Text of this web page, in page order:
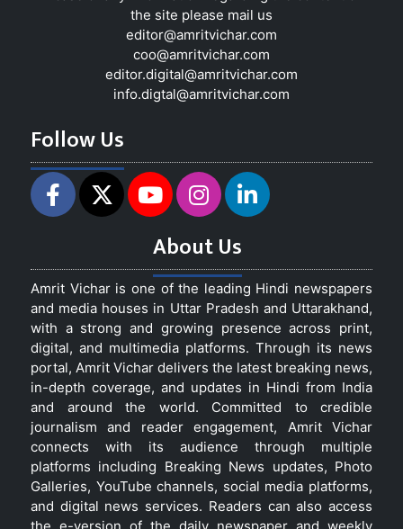
the site please mail us
editor@amritvichar.com
coo@amritvichar.com
editor.digital@amritvichar.com
info.digtal@amritvichar.com
Follow Us
About Us
Amrit Vichar is one of the leading Hindi newspapers
and media houses in Uttar Pradesh and Uttarakhand,
with a strong and growing presence across print,
digital, and multimedia platforms. Through its news
portal, Amrit Vichar delivers the latest breaking news,
in-depth coverage, and updates in Hindi from India
and around the world. Committed to credible
journalism and reader engagement, Amrit Vichar
connects with its audience through multiple
platforms including Breaking News updates, Photo
Galleries, YouTube channels, social media platforms,
and digital news services. Readers can also access
the e-version of the daily newspaper and weekly